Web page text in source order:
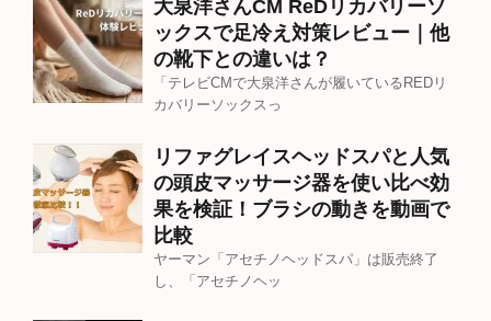
大泉洋さんCM ReDリカバリーソ
ックスで足冷え対策レビュー｜他
の靴下との違いは？
「テレビCMで大泉洋さんが履いているREDリ
カバリーソックスっ
リファグレイスヘッドスパと人気
の頭皮マッサージ器を使い比べ効
果を検証！ブラシの動きを動画で
比較
ヤーマン「アセチノヘッドスパ」は販売終了
し、「アセチノヘッ